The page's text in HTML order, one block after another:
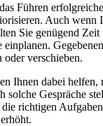
Führen
Auch wenn
Sie genügend
einplanen.
oder verschieben.
Ihnen dabei
solche Gespräche
richtigen